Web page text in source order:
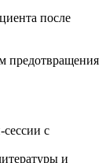
после
предотвращения
с
и